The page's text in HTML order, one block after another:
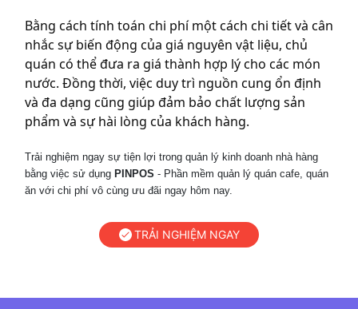
Bằng cách tính toán chi phí một cách chi tiết và cân
nhắc sự biến động của giá nguyên vật liệu, chủ
quán có thể đưa ra giá thành hợp lý cho các món
nước. Đồng thời, việc duy trì nguồn cung ổn định
và đa dạng cũng giúp đảm bảo chất lượng sản
phẩm và sự hài lòng của khách hàng.
Trải nghiệm ngay sự tiện lợi trong quản lý kinh doanh nhà hàng
bằng việc sử dụng PINPOS - Phần mềm quản lý quán cafe, quán
ăn với chi phí vô cùng ưu đãi ngay hôm nay.
TRẢI NGHIỆM NGAY